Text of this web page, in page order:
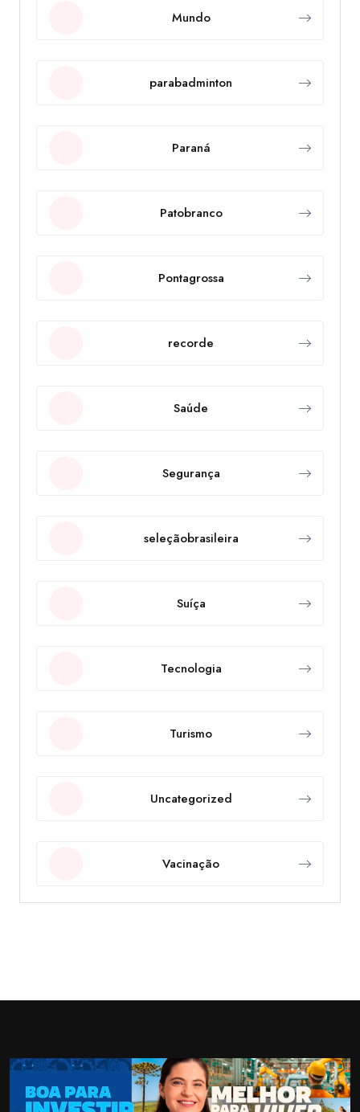
Mundo
parabadminton
Paraná
Patobranco
Pontagrossa
recorde
Saúde
Segurança
seleçãobrasileira
Suíça
Tecnologia
Turismo
Uncategorized
Vacinação